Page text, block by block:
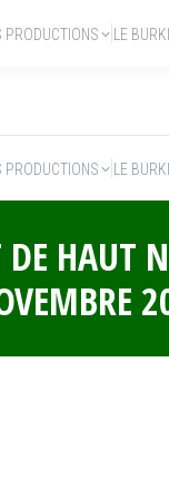
PRODUCTIONS LE
DE HAUT
PRODUCTIONS LE